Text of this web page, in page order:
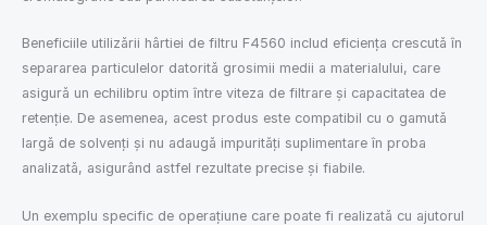
Beneficiile utilizării hârtiei de filtru F4560 includ eficiența crescută în
separarea particulelor datorită grosimii medii a materialului, care
asigură un echilibru optim între viteza de filtrare și capacitatea de
retenție. De asemenea, acest produs este compatibil cu o gamută
largă de solvenți și nu adaugă impurități suplimentare în proba
analizată, asigurând astfel rezultate precise și fiabile.
Un exemplu specific de operațiune care poate fi realizată cu ajutorul